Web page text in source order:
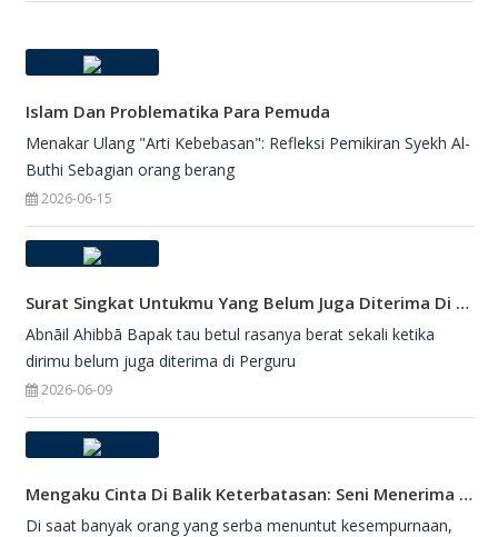
Islam Dan Problematika Para Pemuda
Menakar Ulang "Arti Kebebasan": Refleksi Pemikiran Syekh Al-
Buthi Sebagian orang berang
2026-06-15
Surat Singkat Untukmu Yang Belum Juga Diterima Di Perguruan Tinggi
Abnāil Ahibbā Bapak tau betul rasanya berat sekali ketika
dirimu belum juga diterima di Perguru
2026-06-09
Mengaku Cinta Di Balik Keterbatasan: Seni Menerima Diri Di Hadapan Ilahi
Di saat banyak orang yang serba menuntut kesempurnaan,